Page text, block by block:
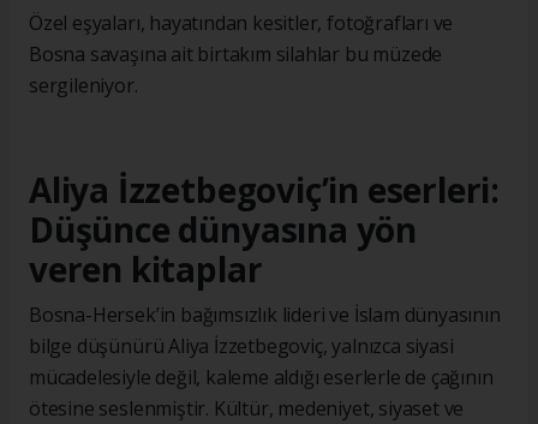
Özel eşyaları, hayatından kesitler, fotoğrafları ve
Bosna savaşına ait birtakım silahlar bu müzede
sergileniyor.
Aliya İzzetbegoviç’in eserleri:
Düşünce dünyasına yön
veren kitaplar
Bosna-Hersek’in bağımsızlık lideri ve İslam dünyasının
bilge düşünürü Aliya İzzetbegoviç, yalnızca siyasi
mücadelesiyle değil, kaleme aldığı eserlerle de çağının
ötesine seslenmiştir. Kültür, medeniyet, siyaset ve